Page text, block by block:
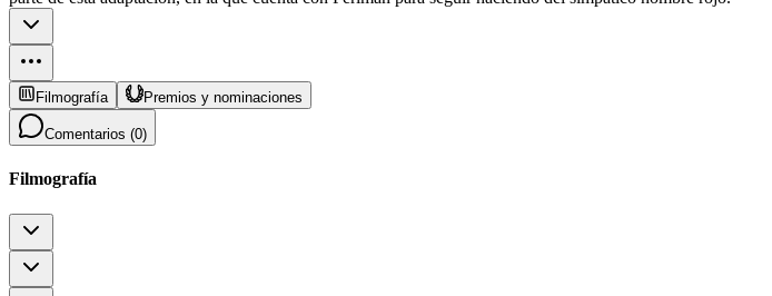
Filmografía Premios y nominaciones
Comentarios (0)
Filmografía